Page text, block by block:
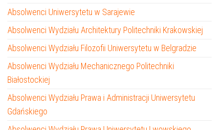
Absolwenci Uniwersytetu w Sarajewie
Absolwenci Wydziału Architektury Politechniki Krakowskiej
Absolwenci Wydziału Filozofii Uniwersytetu w Belgradzie
Absolwenci Wydziału Mechanicznego Politechniki
Białostockiej
Absolwenci Wydziału Prawa i Administracji Uniwersytetu
Gdańskiego